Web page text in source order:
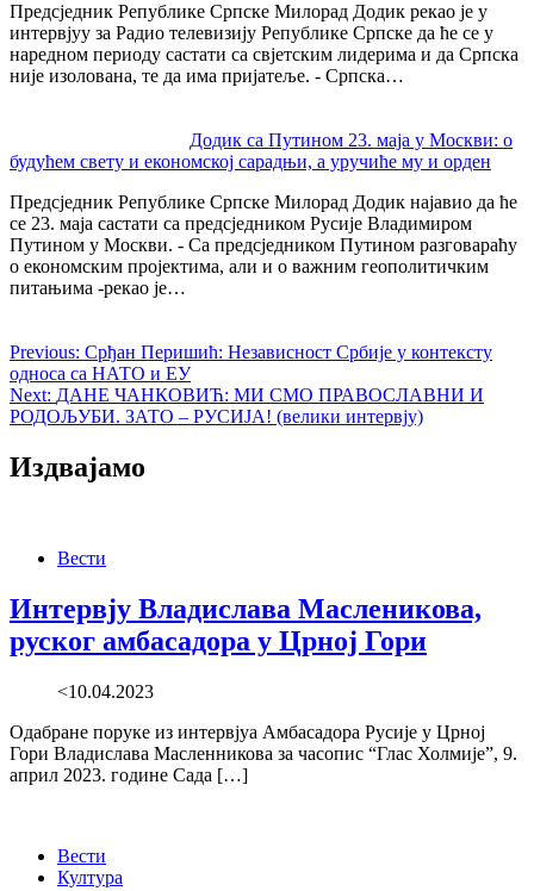
Предсједник Републике Српске Милорад Додик рекао је у
интервјуу за Радио телевизију Републике Српске да ће се у
наредном периоду састати са свјетским лидерима и да Српска
није изолована, те да има пријатеље. - Српска…
Додик са Путином 23. маја у Москви: о
будућем свету и економској сарадњи, а уручиће му и орден
Предсједник Републике Српске Милорад Додик најавио да ће
се 23. маја састати са предсједником Русије Владимиром
Путином у Москви. - Са предсједником Путином разговараћу
о економским пројектима, али и о важним геополитичким
питањима -рекао је…
Previous: Срђан Перишић: Независност Србије у контексту
односа са НАТО и ЕУ
Next: ДАНЕ ЧАНКОВИЋ: МИ СМО ПРАВОСЛАВНИ И
РОДОЉУБИ. ЗАТО – РУСИЈА! (велики интервју)
Издвајамо
Вести
Интервју Владислава Масленикова,
руског амбасадора у Црној Гори
<10.04.2023
Одабране поруке из интервјуа Амбасадора Русије у Црној
Гори Владислава Масленникова за часопис “Глас Холмије”, 9.
април 2023. године Сада […]
Вести
Култура